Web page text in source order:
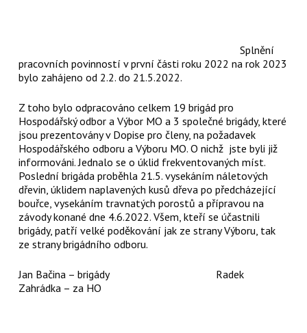
Splnění
pracovních povinností v první části roku 2022 na rok 2023
bylo zahájeno od 2.2. do 21.5.2022.
Z toho bylo odpracováno celkem 19 brigád pro
Hospodářský odbor a Výbor MO a 3 společné brigády, které
jsou prezentovány v Dopise pro členy, na požadavek
Hospodářského odboru a Výboru MO. O nichž jste byli již
informováni. Jednalo se o úklid frekventovaných míst.
Poslední brigáda proběhla 21.5. vysekáním náletových
dřevin, úklidem naplavených kusů dřeva po předcházející
bouřce, vysekáním travnatých porostů a přípravou na
závody konané dne 4.6.2022. Všem, kteří se účastnili
brigády, patří velké poděkování jak ze strany Výboru, tak
ze strany brigádního odboru.
Jan Bačina – brigády Radek
Zahrádka – za HO